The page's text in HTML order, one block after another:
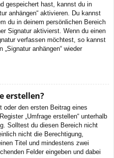
gespeichert hast, kannst du in
anhängen“ aktivieren. Du kannst
du in deinem persönlichen Bereich
Signatur aktivierst. Wenn du einen
verfassen möchtest, so kannst
anhängen“ wieder
erstellen?
oder den ersten Beitrag eines
„Umfrage erstellen“ unterhalb
Solltest du diesen Bereich nicht
nicht die Berechtigung,
Titel und mindestens zwei
Felder eingeben und dabei